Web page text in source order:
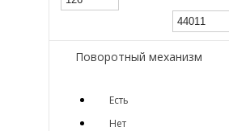
Поворотный механизм
Есть
Нет